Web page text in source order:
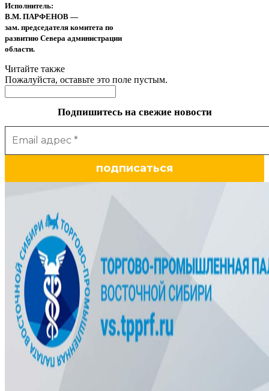
Исполнитель:
В.М. ПАРФЕНОВ —
зам. председателя комитета по
развитию Севера администрации
области.
Читайте также
Пожалуйста, оставьте это поле пустым.
Подпишитесь на свежие новости